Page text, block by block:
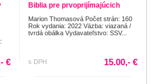
€
Biblia pre prvoprijímajúcich
Marion Thomasová Počet strán: 160
Rok vydania: 2022 Väzba: viazaná /
tvrdá obálka Vydavateľstvo: SSV...
s DPH 15.00,- €